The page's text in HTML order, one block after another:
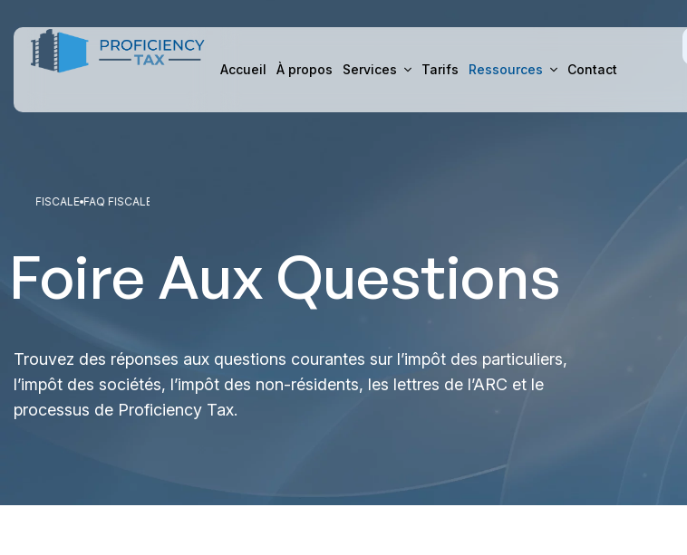
Accueil À propos Services Tarifs Ressources Contact
FAQ FISCALE FAQ FISCALE FAQ FISCALE
Foire Aux Questions
Trouvez des réponses aux questions courantes sur l’impôt des particuliers,
l’impôt des sociétés, l’impôt des non-résidents, les lettres de l’ARC et le
processus de Proficiency Tax.